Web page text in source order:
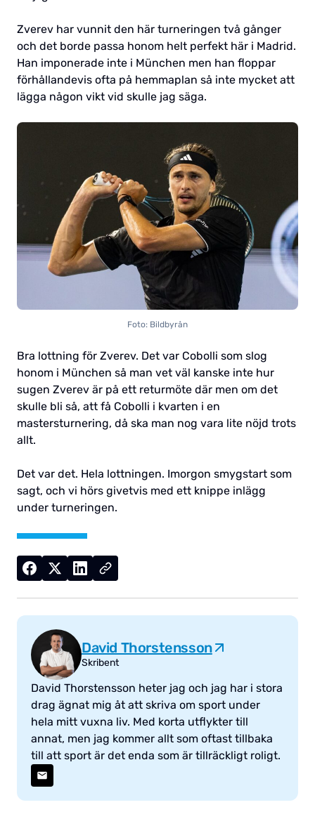
Zverev har vunnit den här turneringen två gånger
och det borde passa honom helt perfekt här i Madrid.
Han imponerade inte i München men han floppar
förhållandevis ofta på hemmaplan så inte mycket att
lägga någon vikt vid skulle jag säga.
Foto: Bildbyrån
Bra lottning för Zverev. Det var Cobolli som slog
honom i München så man vet väl kanske inte hur
sugen Zverev är på ett returmöte där men om det
skulle bli så, att få Cobolli i kvarten i en
mastersturnering, då ska man nog vara lite nöjd trots
allt.
Det var det. Hela lottningen. Imorgon smygstart som
sagt, och vi hörs givetvis med ett knippe inlägg
under turneringen.
David Thorstensson
Skribent
David Thorstensson heter jag och jag har i stora
drag ägnat mig åt att skriva om sport under
hela mitt vuxna liv. Med korta utflykter till
annat, men jag kommer allt som oftast tillbaka
till att sport är det enda som är tillräckligt roligt.